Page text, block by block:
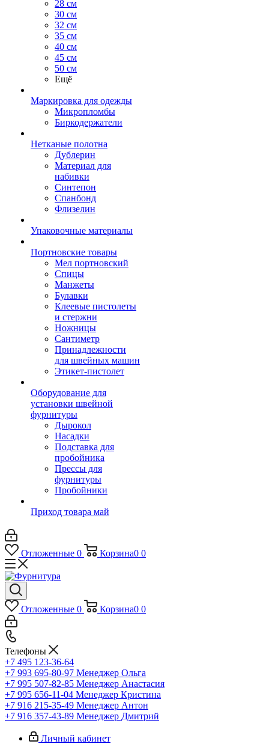
28 см
30 см
32 см
35 см
40 см
45 см
50 см
Ещё
Маркировка для одежды
Микропломбы
Биркодержатели
Нетканые полотна
Дублерин
Материал для
набивки
Синтепон
Спанбонд
Флизелин
Упаковочные материалы
Портновские товары
Мел портновский
Спицы
Манжеты
Булавки
Клеевые пистолеты
и стержни
Ножницы
Сантиметр
Принадлежности
для швейных машин
Этикет-пистолет
Оборудование для
установки швейной
фурнитуры
Дырокол
Насадки
Подставка для
пробойника
Прессы для
фурнитуры
Пробойники
Приход товара май
Отложенные 0 Корзина0 0
Отложенные 0 Корзина0 0
Телефоны
+7 495 123-36-64
+7 993 695-80-97 Менеджер Ольга
+7 995 507-82-85 Менеджер Анастасия
+7 995 656-11-04 Менеджер Кристина
+7 916 215-35-49 Менеджер Антон
+7 916 357-43-89 Менеджер Дмитрий
Личный кабинет